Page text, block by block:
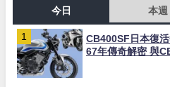
今日 本週
CB400SF日本復
67年傳奇解密 與